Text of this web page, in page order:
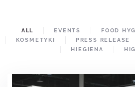
ALL EVENTS FOOD
KOSMETYKI
PRESS RELEASE
HIEGIENA